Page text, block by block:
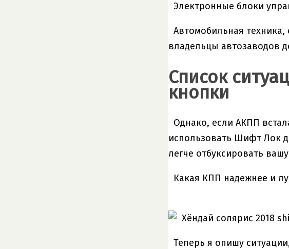
Электронные блоки
Автомобильная техника,
владельцы автозаводов
Список
кнопки
Однако, если АКПП
использовать Шифт Лок
легче отбуксировать
Какая КПП надежнее и
Теперь я опишу